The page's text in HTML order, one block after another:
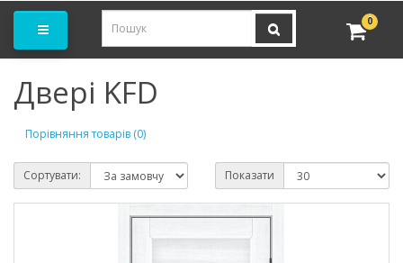
0
Двері KFD
Порівняння товарів (0)
Сортувати: Показати